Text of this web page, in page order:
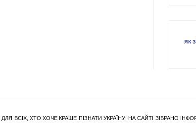
як
ВСІХ, ХТО ХОЧЕ КРАЩЕ ПІЗНАТИ УКРАЇНУ. НА САЙТІ ЗІБРАНО